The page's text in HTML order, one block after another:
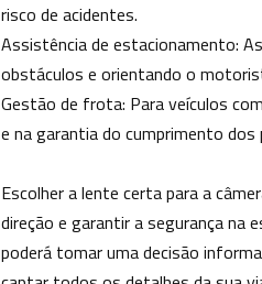
risco de acidentes.
Assistência de estacionamento:
obstáculos e orientando o
Gestão de frota: Para veículos
e na garantia do cumprimento
Escolher a lente certa para a
direção e garantir a segurança na
poderá tomar uma decisão